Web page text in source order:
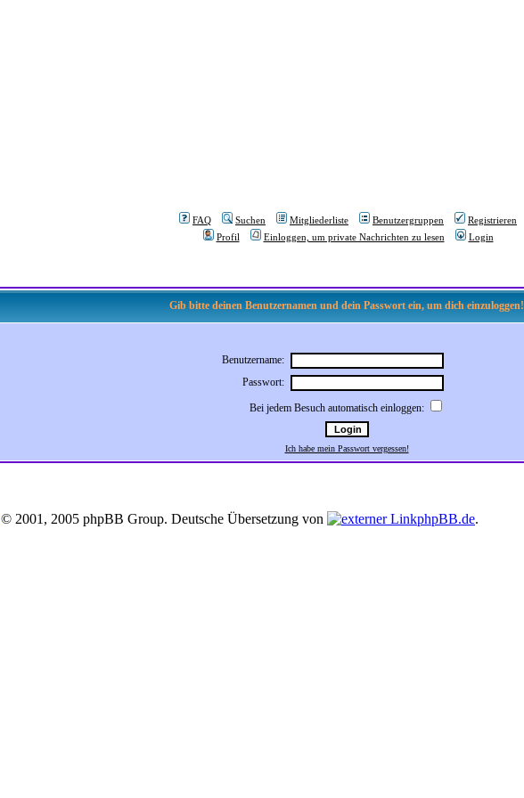
FAQ Suchen Mitgliederliste Benutzergruppen
Registrieren
Profil
Einloggen, um private Nachrichten zu lesen Login
Gib bitte deinen Benutzernamen und dein Passwort ein, um dich einzuloggen!
Benutzername:
Passwort:
Bei jedem Besuch automatisch einloggen:
Ich habe mein Passwort vergessen!
© 2001, 2005 phpBB Group. Deutsche Übersetzung von phpBB.de.